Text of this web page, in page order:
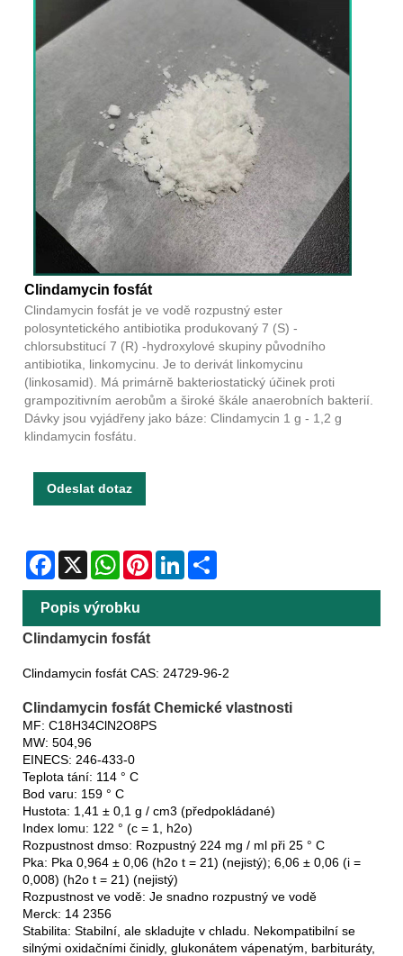
Clindamycin fosfát
Clindamycin fosfát je ve vodě rozpustný ester
polosyntetického antibiotika produkovaný 7 (S) -
chlorsubstitucí 7 (R) -hydroxylové skupiny původního
antibiotika, linkomycinu. Je to derivát linkomycinu
(linkosamid). Má primárně bakteriostatický účinek proti
grampozitivním aerobům a široké škále anaerobních bakterií.
Dávky jsou vyjádřeny jako báze: Clindamycin 1 g - 1,2 g
klindamycin fosfátu.
Odeslat dotaz
Facebook
X WhatsAppPinterestLinkedIn
Popis výrobku
Clindamycin fosfát
Clindamycin fosfát CAS: 24729-96-2
Clindamycin fosfát Chemické vlastnosti
MF: C18H34ClN2O8PS
MW: 504,96
EINECS: 246-433-0
Teplota tání: 114 ° C
Bod varu: 159 ° C
Hustota: 1,41 ± 0,1 g / cm3 (předpokládané)
Index lomu: 122 ° (c = 1, h2o)
Rozpustnost dmso: Rozpustný 224 mg / ml při 25 ° C
Pka: Pka 0,964 ± 0,06 (h2o t = 21) (nejistý); 6,06 ± 0,06 (i =
0,008) (h2o t = 21) (nejistý)
Rozpustnost ve vodě: Je snadno rozpustný ve vodě
Merck: 14 2356
Stabilita: Stabilní, ale skladujte v chladu. Nekompatibilní se
silnými oxidačními činidly, glukonátem vápenatým, barbituráty,